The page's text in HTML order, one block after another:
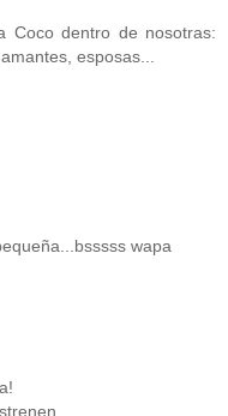
Coco dentro de nosotras:
esposas...
wapa